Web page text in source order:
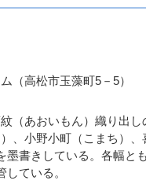
松市玉藻町5－5）
（あおいもん）織り出
、小野小町（こまち）
墨書きしている。各幅と
ている。